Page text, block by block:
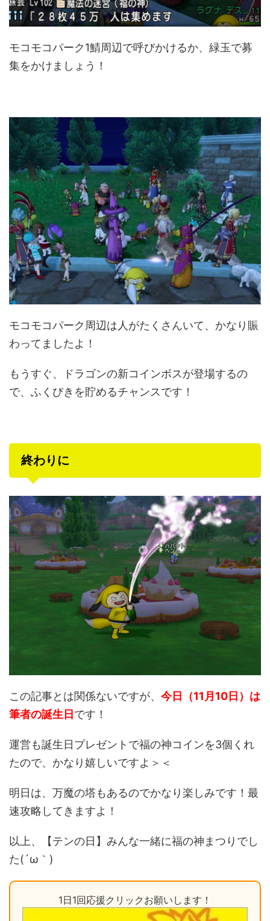
モコモコパーク1鯖周辺で呼びかけるか、緑玉で募
集をかけましょう！
モコモコパーク周辺は人がたくさんいて、かなり賑
わってましたよ！
もうすぐ、ドラゴンの新コインボスが登場するの
で、ふくびきを貯めるチャンスです！
終わりに
この記事とは関係ないですが、 今日（11月10日）は
筆者の誕生日 です！
運営も誕生日プレゼントで福の神コインを3個くれ
たので、かなり嬉しいですよ＞＜
明日は、万魔の塔もあるのでかなり楽しみです！最
速攻略してきますよ！
以上、【テンの日】みんな一緒に福の神まつりでし
た(´ω｀)
1日1回応援クリックお願いします！